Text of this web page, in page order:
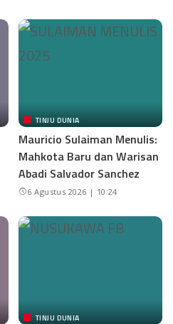
TINJU DUNIA
Mauricio Sulaiman Menulis:
Mahkota Baru dan Warisan
Abadi Salvador Sanchez
6 Agustus 2026 | 10:24
TINJU DUNIA